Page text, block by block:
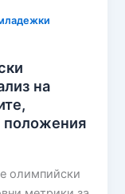
на
положения
олимпийски